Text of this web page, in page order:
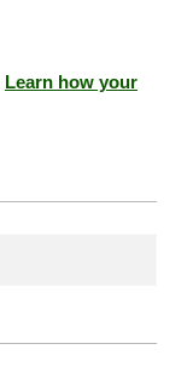
Learn how your